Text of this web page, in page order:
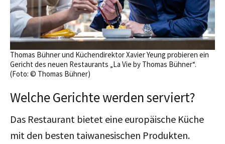
Thomas Bühner und Küchendirektor Xavier Yeung probieren ein
Gericht des neuen Restaurants „La Vie by Thomas Bühner“.
(Foto: © Thomas Bühner)
Welche Gerichte werden serviert?
Das Restaurant bietet eine europäische Küche
mit den besten taiwanesischen Produkten.